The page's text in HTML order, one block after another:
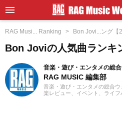
RAG Musi... Ranking Bon Jovi...ング【
Bon Joviの人気曲ランキ
音楽・遊び・エンタメの総
RAG MUSIC 編集部
音楽・遊び・エンタメの総合
楽レビュー、イベント、ライ